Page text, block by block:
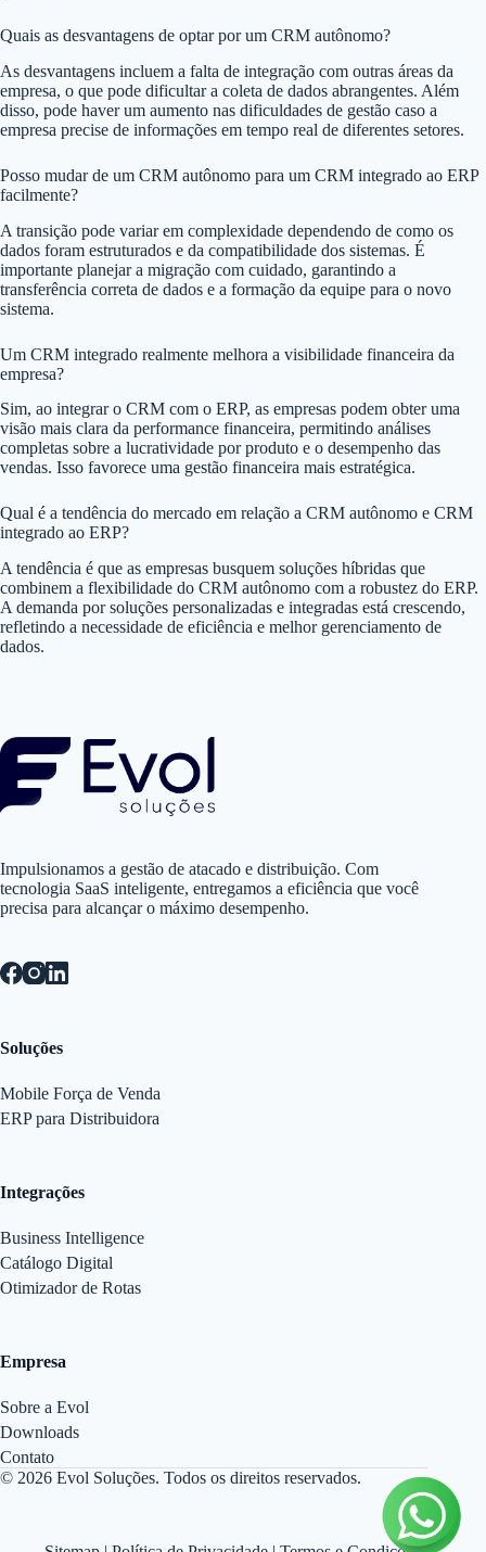
Quais as desvantagens de optar por um CRM autônomo?
As desvantagens incluem a falta de integração com outras áreas da
empresa, o que pode dificultar a coleta de dados abrangentes. Além
disso, pode haver um aumento nas dificuldades de gestão caso a
empresa precise de informações em tempo real de diferentes setores.
Posso mudar de um CRM autônomo para um CRM integrado ao ERP
facilmente?
A transição pode variar em complexidade dependendo de como os
dados foram estruturados e da compatibilidade dos sistemas. É
importante planejar a migração com cuidado, garantindo a
transferência correta de dados e a formação da equipe para o novo
sistema.
Um CRM integrado realmente melhora a visibilidade financeira da
empresa?
Sim, ao integrar o CRM com o ERP, as empresas podem obter uma
visão mais clara da performance financeira, permitindo análises
completas sobre a lucratividade por produto e o desempenho das
vendas. Isso favorece uma gestão financeira mais estratégica.
Qual é a tendência do mercado em relação a CRM autônomo e CRM
integrado ao ERP?
A tendência é que as empresas busquem soluções híbridas que
combinem a flexibilidade do CRM autônomo com a robustez do ERP.
A demanda por soluções personalizadas e integradas está crescendo,
refletindo a necessidade de eficiência e melhor gerenciamento de
dados.
Impulsionamos a gestão de atacado e distribuição. Com
tecnologia SaaS inteligente, entregamos a eficiência que você
precisa para alcançar o máximo desempenho.
Soluções
Mobile Força de Venda
ERP para Distribuidora
Integrações
Business Intelligence
Catálogo Digital
Otimizador de Rotas
Empresa
Sobre a Evol
Downloads
Contato
© 2026 Evol Soluções. Todos os direitos reservados.